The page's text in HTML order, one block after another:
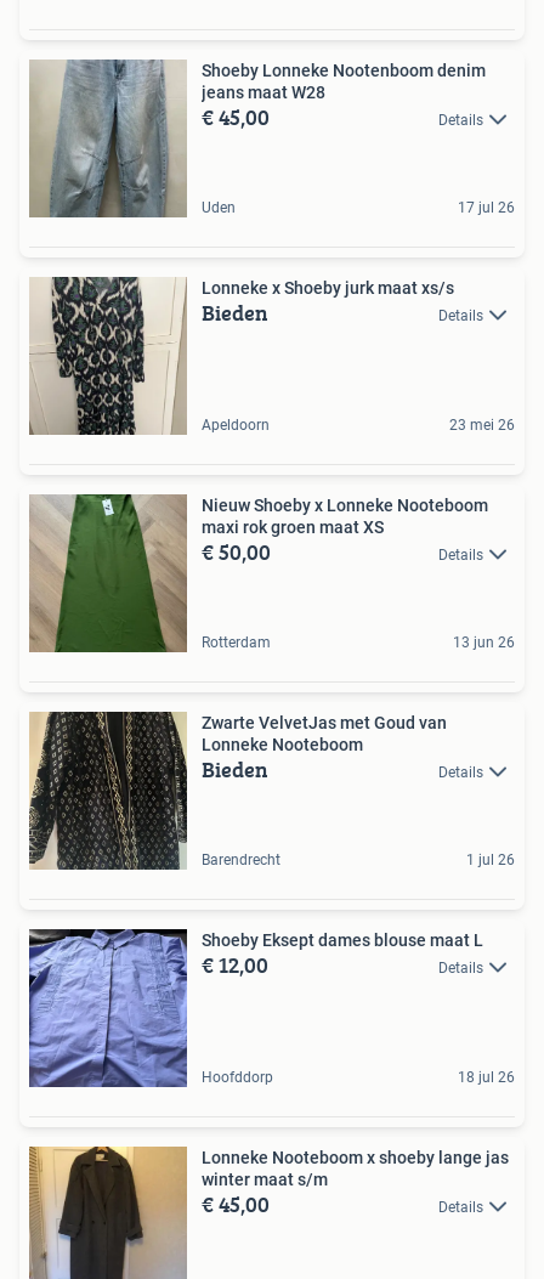
Shoeby Lonneke Nootenboom denim
jeans maat W28
€ 45,00 Details
Uden 17 jul 26
Lonneke x Shoeby jurk maat xs/s
Bieden Details
Apeldoorn 23 mei 26
Nieuw Shoeby x Lonneke Nooteboom
maxi rok groen maat XS
€ 50,00 Details
Rotterdam 13 jun 26
Zwarte VelvetJas met Goud van
Lonneke Nooteboom
Bieden Details
Barendrecht 1 jul 26
Shoeby Eksept dames blouse maat L
€ 12,00 Details
Hoofddorp 18 jul 26
Lonneke Nooteboom x shoeby lange jas
winter maat s/m
€ 45,00 Details